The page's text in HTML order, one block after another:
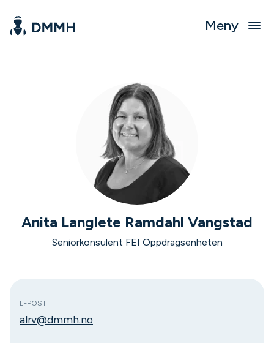
Meny
Anita Langlete Ramdahl Vangstad
Seniorkonsulent FEI Oppdragsenheten
E-POST
alrv@dmmh.no